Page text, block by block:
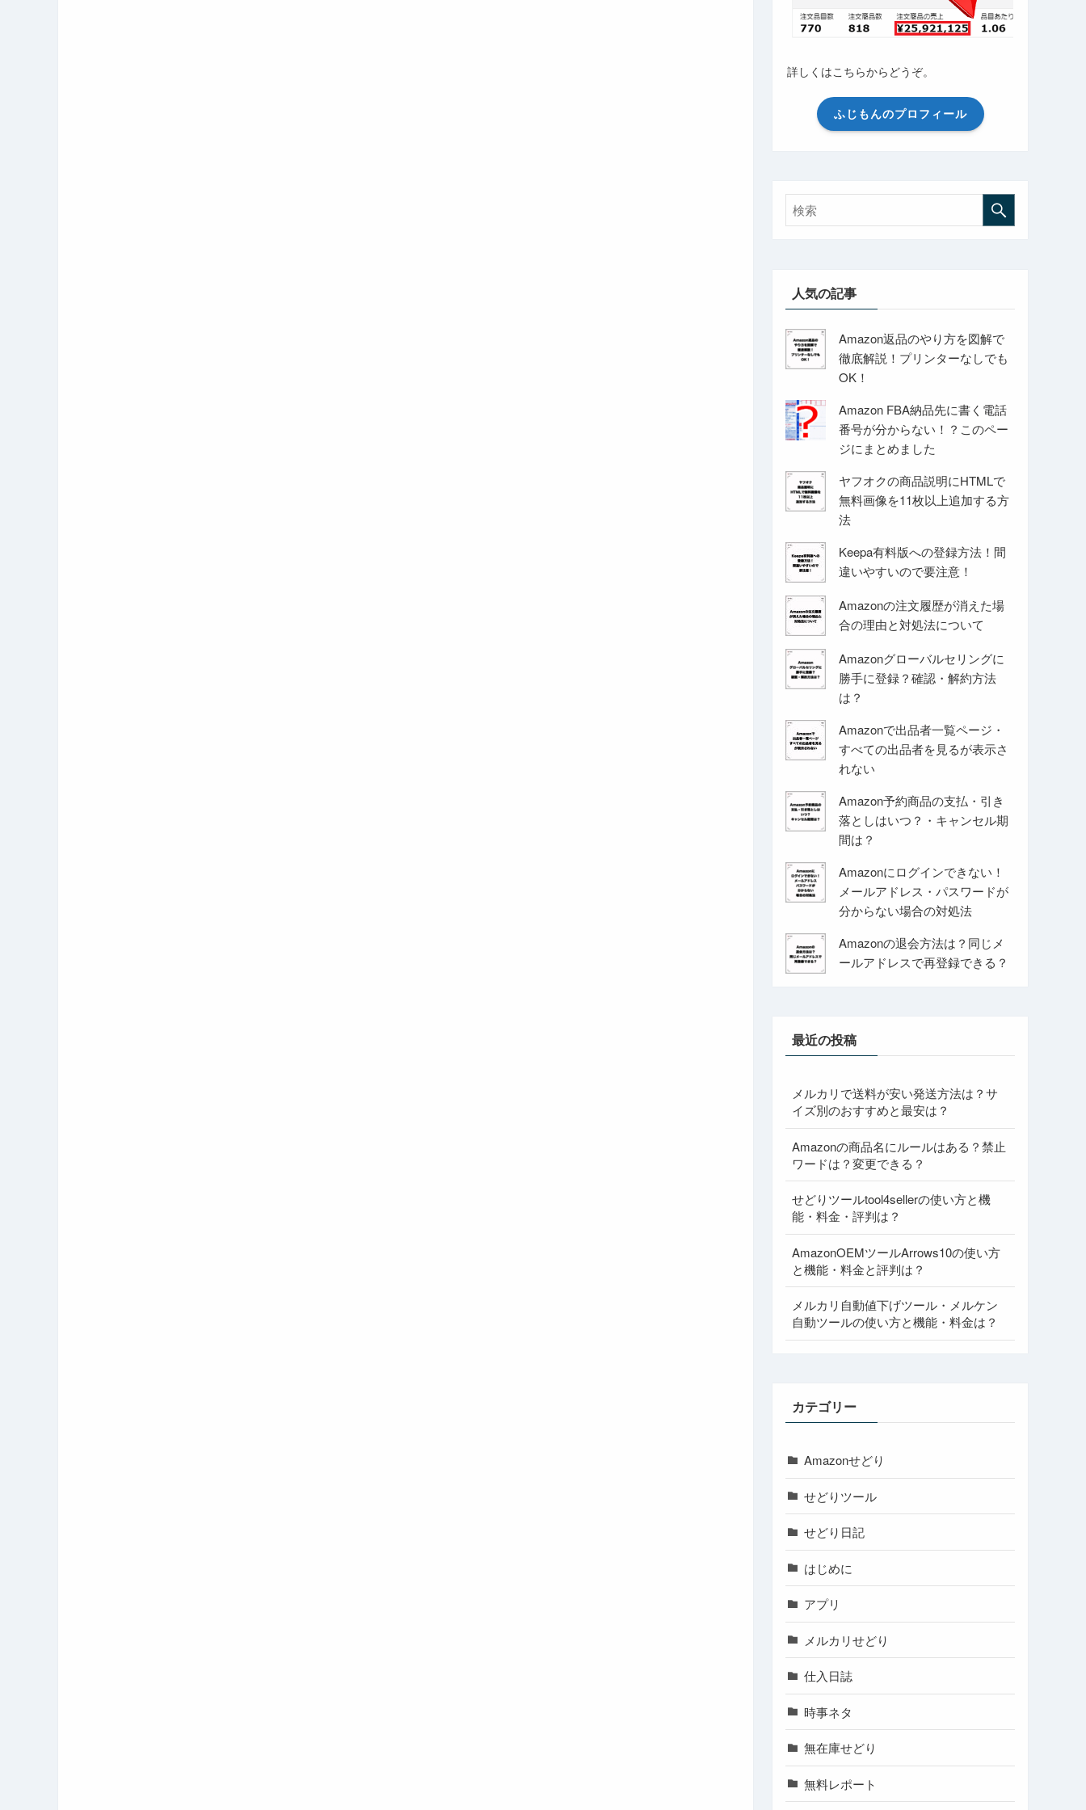
詳しくはこちらからどうぞ。
ふじもんのプロフィール
人気の記事
Amazon返品のやり方を図解で
徹底解説！プリンターなしでも
OK！
Amazon FBA納品先に書く電話
番号が分からない！？このペー
ジにまとめました
ヤフオクの商品説明にHTMLで
無料画像を11枚以上追加する方
法
Keepa有料版への登録方法！間
違いやすいので要注意！
Amazonの注文履歴が消えた場
合の理由と対処法について
Amazonグローバルセリングに
勝手に登録？確認・解約方法
は？
Amazonで出品者一覧ページ・
すべての出品者を見るが表示さ
れない
Amazon予約商品の支払・引き
落としはいつ？・キャンセル期
間は？
Amazonにログインできない！
メールアドレス・パスワードが
分からない場合の対処法
Amazonの退会方法は？同じメ
ールアドレスで再登録できる？
最近の投稿
メルカリで送料が安い発送方法は？サ
イズ別のおすすめと最安は？
Amazonの商品名にルールはある？禁止
ワードは？変更できる？
せどりツールtool4sellerの使い方と機
能・料金・評判は？
AmazonOEMツールArrows10の使い方
と機能・料金と評判は？
メルカリ自動値下げツール・メルケン
自動ツールの使い方と機能・料金は？
カテゴリー
Amazonせどり
せどりツール
せどり日記
はじめに
アプリ
メルカリせどり
仕入日誌
時事ネタ
無在庫せどり
無料レポート